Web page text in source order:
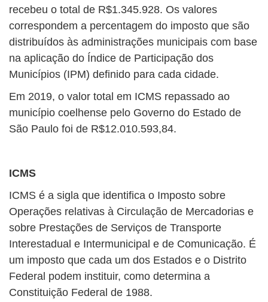
recebeu o total de R$1.345.928. Os valores
correspondem a percentagem do imposto que são
distribuídos às administrações municipais com base
na aplicação do Índice de Participação dos
Municípios (IPM) definido para cada cidade.
Em 2019, o valor total em ICMS repassado ao
município coelhense pelo Governo do Estado de
São Paulo foi de R$12.010.593,84.
ICMS
ICMS é a sigla que identifica o Imposto sobre
Operações relativas à Circulação de Mercadorias e
sobre Prestações de Serviços de Transporte
Interestadual e Intermunicipal e de Comunicação. É
um imposto que cada um dos Estados e o Distrito
Federal podem instituir, como determina a
Constituição Federal de 1988.